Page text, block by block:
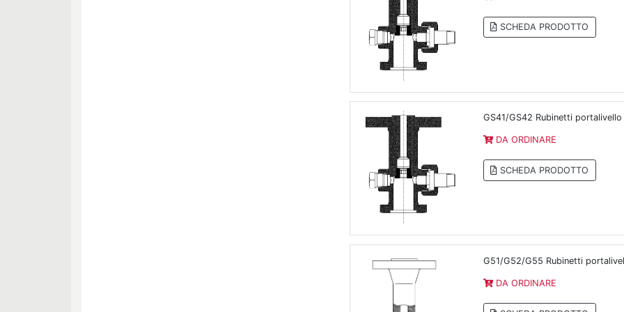
SCHEDA PRODOTTO
GS41/GS42 Rubinetti portalivello
DA ORDINARE
SCHEDA PRODOTTO
G51/G52/G55 Rubinetti
DA ORDINARE